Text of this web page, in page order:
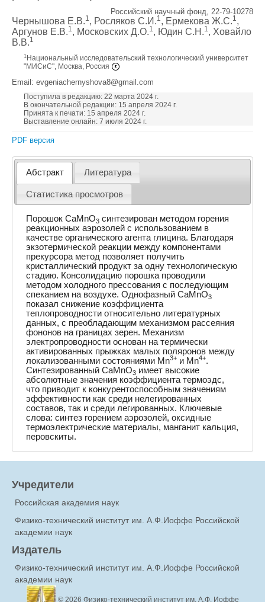
Российский научный фонд, 22-79-10278
Чернышова Е.В.1, Росляков С.И.1, Ермекова Ж.С.1,
Аргунов Е.В.1, Московских Д.О.1, Юдин С.Н.1, Ховайло
В.В.1
1 Национальный исследовательский технологический университет
"МИСиС", Москва, Россия
Email: evgeniachernyshova8@gmail.com
Поступила в редакцию: 22 марта 2024 г.
В окончательной редакции: 15 апреля 2024 г.
Принята к печати: 15 апреля 2024 г.
Выставление онлайн: 7 июля 2024 г.
PDF версия
Абстракт Литература
Статистика просмотров
Порошок CaMnO3 синтезирован методом горения
реакционных аэрозолей с использованием в
качестве органического агента глицина. Благодаря
экзотермической реакции между компонентами
прекурсора метод позволяет получить
кристаллический продукт за одну технологическую
стадию. Консолидацию порошка проводили
методом холодного прессования с последующим
спеканием на воздухе. Однофазный CaMnO3
показал снижение коэффициента
теплопроводности относительно литературных
данных, с преобладающим механизмом рассеяния
фононов на границах зерен. Механизм
электропроводности основан на термически
активированных прыжках малых поляронов между
локализованными состояниями Mn3+ и Mn4+.
Синтезированный CaMnO3 имеет высокие
абсолютные значения коэффициента термоэдс,
что приводит к конкурентоспособным значениям
эффективности как среди нелегированных
составов, так и среди легированных. Ключевые
слова: синтез горением аэрозолей, оксидные
термоэлектрические материалы, манганит кальция,
перовскиты.
Учредители
Российская академия наук
Физико-технический институт им. А.Ф.Иоффе Российской
академии наук
Издатель
Физико-технический институт им. А.Ф.Иоффе Российской
академии наук
© 2026 Физико-технический институт им. А.Ф. Иоффе